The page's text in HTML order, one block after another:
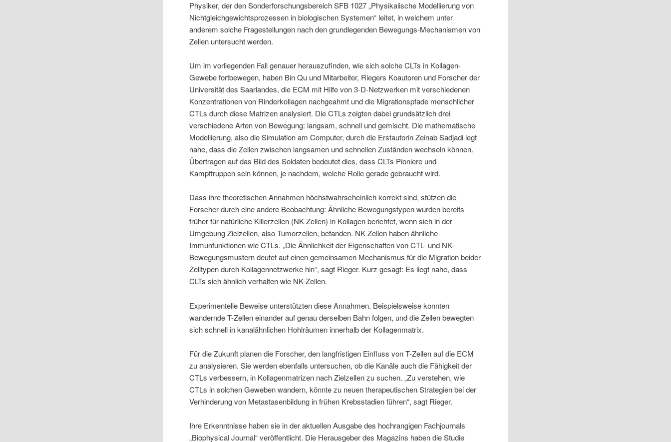
Physiker, der den Sonderforschungsbereich SFB 1027 „Physikalische Modellierung von
Nichtgleichgewichtsprozessen in biologischen Systemen“ leitet, in welchem unter
anderem solche Fragestellungen nach den grundlegenden Bewegungs-Mechanismen von
Zellen untersucht werden.
Um im vorliegenden Fall genauer herauszufinden, wie sich solche CLTs in Kollagen-
Gewebe fortbewegen, haben Bin Qu und Mitarbeiter, Riegers Koautoren und Forscher der
Universität des Saarlandes, die ECM mit Hilfe von 3-D-Netzwerken mit verschiedenen
Konzentrationen von Rinderkollagen nachgeahmt und die Migrationspfade menschlicher
CTLs durch diese Matrizen analysiert. Die CTLs zeigten dabei grundsätzlich drei
verschiedene Arten von Bewegung: langsam, schnell und gemischt. Die mathematische
Modellierung, also die Simulation am Computer, durch die Erstautorin Zeinab Sadjadi legt
nahe, dass die Zellen zwischen langsamen und schnellen Zuständen wechseln können.
Übertragen auf das Bild des Soldaten bedeutet dies, dass CLTs Pioniere und
Kampftruppen sein können, je nachdem, welche Rolle gerade gebraucht wird.
Dass ihre theoretischen Annahmen höchstwahrscheinlich korrekt sind, stützen die
Forscher durch eine andere Beobachtung: Ähnliche Bewegungstypen wurden bereits
früher für natürliche Killerzellen (NK-Zellen) in Kollagen berichtet, wenn sich in der
Umgebung Zielzellen, also Tumorzellen, befanden. NK-Zellen haben ähnliche
Immunfunktionen wie CTLs. „Die Ähnlichkeit der Eigenschaften von CTL- und NK-
Bewegungsmustern deutet auf einen gemeinsamen Mechanismus für die Migration beider
Zelltypen durch Kollagennetzwerke hin“, sagt Rieger. Kurz gesagt: Es liegt nahe, dass
CLTs sich ähnlich verhalten wie NK-Zellen.
Experimentelle Beweise unterstützten diese Annahmen. Beispielsweise konnten
wandernde T-Zellen einander auf genau derselben Bahn folgen, und die Zellen bewegten
sich schnell in kanalähnlichen Hohlräumen innerhalb der Kollagenmatrix.
Für die Zukunft planen die Forscher, den langfristigen Einfluss von T-Zellen auf die ECM
zu analysieren. Sie werden ebenfalls untersuchen, ob die Kanäle auch die Fähigkeit der
CTLs verbessern, in Kollagenmatrizen nach Zielzellen zu suchen. „Zu verstehen, wie
CTLs in solchen Geweben wandern, könnte zu neuen therapeutischen Strategien bei der
Verhinderung von Metastasenbildung in frühen Krebsstadien führen“, sagt Rieger.
Ihre Erkenntnisse haben sie in der aktuellen Ausgabe des hochrangigen Fachjournals
„Biophysical Journal“ veröffentlicht. Die Herausgeber des Magazins haben die Studie